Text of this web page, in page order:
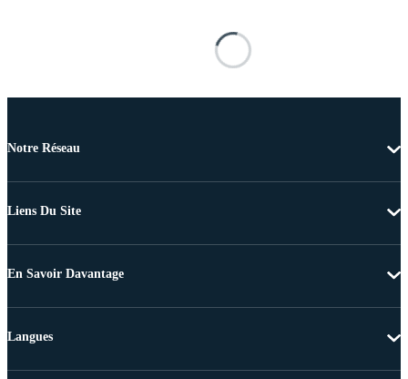
Notre Réseau
Liens Du Site
En Savoir Davantage
Langues